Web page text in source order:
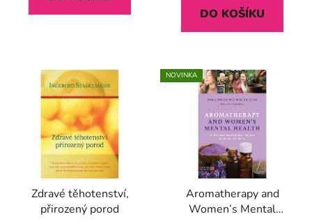
DO KOŠÍKU
Zdravé těhotenství,
přirozený porod
NOVINKA
Aromatherapy and
Women’s Mental